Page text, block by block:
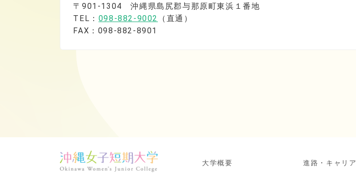
〒901-1304 沖縄県島尻郡与那原町東浜１番地
TEL： 098-882-9002
（直通）
FAX：098-882-8901
大学概要 進路・キャリア